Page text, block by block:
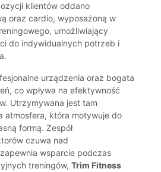
klientów oddano
oraz cardio, wyposażoną w
umożliwiający
do indywidualnych potrzeb i
urządzenia oraz bogata
co wpływa na efektywność
Utrzymywana jest tam
atmosfera, która motywuje do
formą. Zespół
czuwa nad
wsparcie podczas
treningów, Trim Fitness